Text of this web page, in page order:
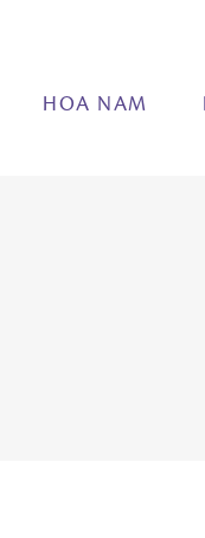
HOA NAM